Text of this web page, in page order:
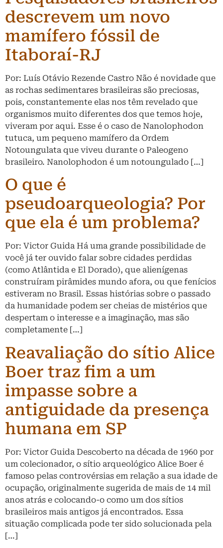
descrevem um novo
mamífero fóssil de
Itaboraí-RJ
Por: Luís Otávio Rezende Castro Não é novidade que
as rochas sedimentares brasileiras são preciosas,
pois, constantemente elas nos têm revelado que
organismos muito diferentes dos que temos hoje,
viveram por aqui. Esse é o caso de Nanolophodon
tutuca, um pequeno mamífero da Ordem
Notoungulata que viveu durante o Paleogeno
brasileiro. Nanolophodon é um notoungulado […]
O que é
pseudoarqueologia? Por
que ela é um problema?
Por: Victor Guida Há uma grande possibilidade de
você já ter ouvido falar sobre cidades perdidas
(como Atlântida e El Dorado), que alienígenas
construíram pirâmides mundo afora, ou que fenícios
estiveram no Brasil. Essas histórias sobre o passado
da humanidade podem ser cheias de mistérios que
despertam o interesse e a imaginação, mas são
completamente […]
Reavaliação do sítio Alice
Boer traz fim a um
impasse sobre a
antiguidade da presença
humana em SP
Por: Victor Guida Descoberto na década de 1960 por
um colecionador, o sítio arqueológico Alice Boer é
famoso pelas controvérsias em relação a sua idade de
ocupação, originalmente sugerida de mais de 14 mil
anos atrás e colocando-o como um dos sítios
brasileiros mais antigos já encontrados. Essa
situação complicada pode ter sido solucionada pela
[…]